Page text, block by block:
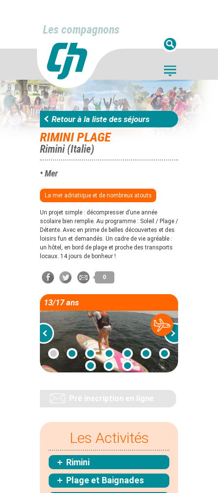
Les compagnons
Retour à la liste des séjours
RIMINI PLAGE
Rimini (Italie)
• Mer
La mer adriatique et de nombreux atouts
Un projet simple : décompresser d’une année
scolaire bien remplie. Au programme : Soleil / Plage /
Détente. Avec en prime de belles découvertes et des
loisirs fun et demandés. Un cadre de vie agréable :
un hôtel, en bord de plage et proche des transports
locaux. 14 jours de bonheur !
0
13/17 ans
Pré inscription en ligne
Les Activités
Rimini
Plage et Baignades